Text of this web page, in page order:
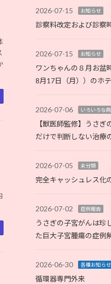
2026-07-15 お知らせ
診察料改定および診察
2026-07-15 お知らせ
ワンちゃんの８月お盆
8月17日（月））のホ
2026-07-06 いろいろな
【獣医師監修】うさ
だけで判断しない治療
2026-07-05 未分類
完全キャッシュレス化
2026-07-02 症例報告
うさぎの子宮がんは珍
た巨大子宮腫瘍の症例
2026-06-30 各種お知らせ
循環器専門外来